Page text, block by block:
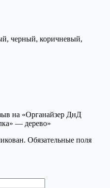
черный, коричневый,
на «Органайзер ДнД
— дерево»
Обязательные поля